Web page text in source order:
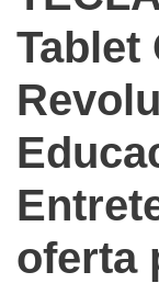
Tablet
oferta